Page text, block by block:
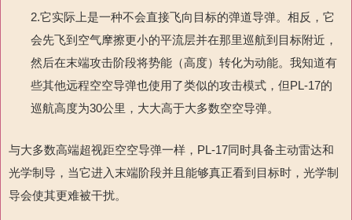
2.它实际上是一种不会直接飞向目标的弹道导弹。相反，它
会先飞到空气摩擦更小的平流层并在那里巡航到目标附近，
然后在末端攻击阶段将势能（高度）转化为动能。我知道有
些其他远程空空导弹也使用了类似的攻击模式，但PL-17的
巡航高度为30公里，大大高于大多数空空导弹。
与大多数高端超视距空空导弹一样，PL-17同时具备主动雷达和
光学制导，当它进入末端阶段并且能够真正看到目标时，光学制
导会使其更难被干扰。